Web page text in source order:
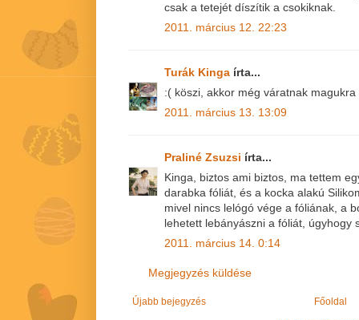
csak a tetejét díszítik a csokiknak.
2011. március 12. 22:23
Turák Kinga írta...
:( köszi, akkor még váratnak magukra
2011. március 13. 13:09
Praliné Zsuzsi írta...
Kinga, biztos ami biztos, ma tettem
darabka fóliát, és a kocka alakú
mivel nincs lelógó vége a fóliának, a
lehetett lebányászni a fóliát, úgyhogy
2011. március 14. 0:14
Megjegyzés küldése
Újabb bejegyzés Főoldal